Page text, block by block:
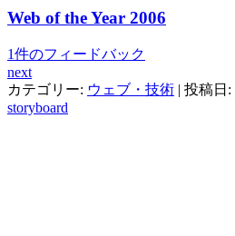
Web of the Year 2006
1件のフィードバック
next
カテゴリー: ウェブ・技術 | 投稿日:
storyboard